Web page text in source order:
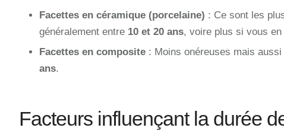
Facettes en céramique (porcelaine) : Ce sont les
généralement entre 10 et 20 ans, voire plus si vous
Facettes en composite : Moins onéreuses mais
ans.
Facteurs influençant la durée